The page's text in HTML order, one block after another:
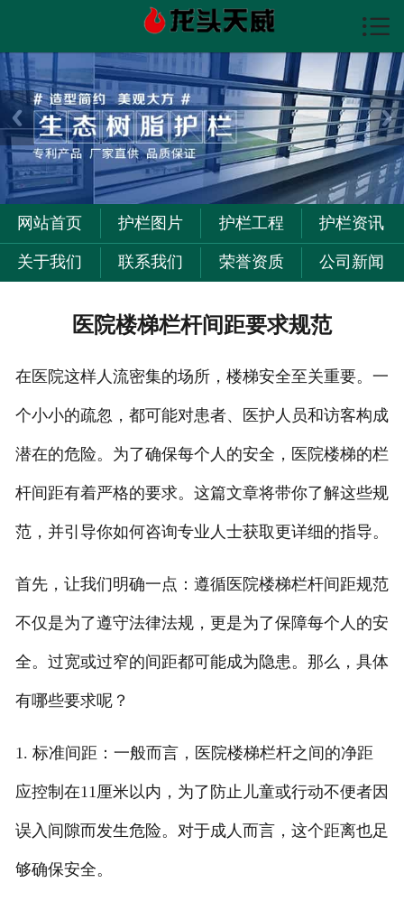

护栏图片
护栏资讯
护栏工程
关于我们
联系我们

网站首页 护栏图片 护栏工程 护栏资讯
关于我们 联系我们 荣誉资质 公司新闻
医院楼梯栏杆间距要求规范
在医院这样人流密集的场所，楼梯安全至关重要。一
个小小的疏忽，都可能对患者、医护人员和访客构成
潜在的危险。为了确保每个人的安全，医院楼梯的栏
杆间距有着严格的要求。这篇文章将带你了解这些规
范，并引导你如何咨询专业人士获取更详细的指导。
首先，让我们明确一点：遵循医院楼梯栏杆间距规范
不仅是为了遵守法律法规，更是为了保障每个人的安
全。过宽或过窄的间距都可能成为隐患。那么，具体
有哪些要求呢？
1. 标准间距：一般而言，医院楼梯栏杆之间的净距
应控制在11厘米以内，为了防止儿童或行动不便者因
误入间隙而发生危险。对于成人而言，这个距离也足
够确保安全。